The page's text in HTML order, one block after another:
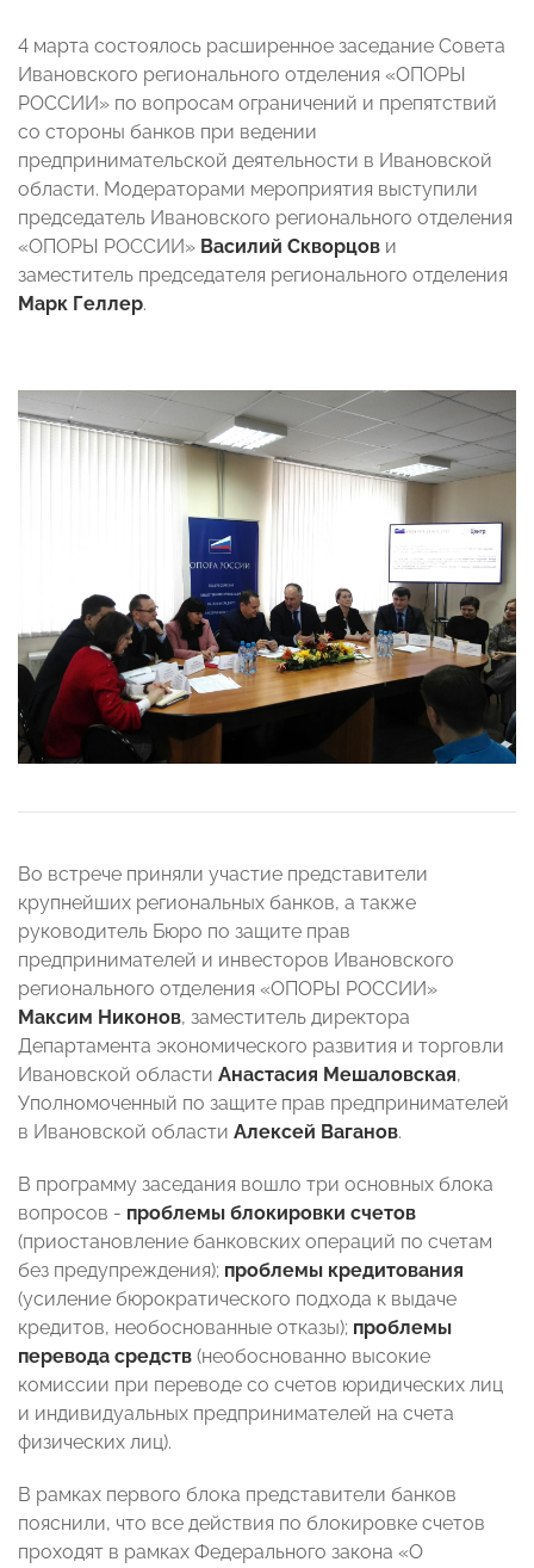
4 марта состоялось расширенное заседание Совета
Ивановского регионального отделения «ОПОРЫ
РОССИИ» по вопросам ограничений и препятствий
со стороны банков при ведении
предпринимательской деятельности в Ивановской
области. Модераторами мероприятия выступили
председатель Ивановского регионального отделения
«ОПОРЫ РОССИИ» Василий Скворцов и
заместитель председателя регионального отделения
Марк Геллер.
Во встрече приняли участие представители
крупнейших региональных банков, а также
руководитель Бюро по защите прав
предпринимателей и инвесторов Ивановского
регионального отделения «ОПОРЫ РОССИИ»
Максим Никонов, заместитель директора
Департамента экономического развития и торговли
Ивановской области Анастасия Mешаловская,
Уполномоченный по защите прав предпринимателей
в Ивановской области Алексей Ваганов.
В программу заседания вошло три основных блока
вопросов - проблемы блокировки счетов
(приостановление банковских операций по счетам
без предупреждения); проблемы кредитования
(усиление бюрократического подхода к выдаче
кредитов, необоснованные отказы); проблемы
перевода средств (необоснованно высокие
комиссии при переводе со счетов юридических лиц
и индивидуальных предпринимателей на счета
физических лиц).
В рамках первого блока представители банков
пояснили, что все действия по блокировке счетов
проходят в рамках Федерального закона «О